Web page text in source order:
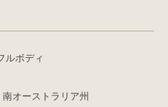
ルボディ
オーストラリア州